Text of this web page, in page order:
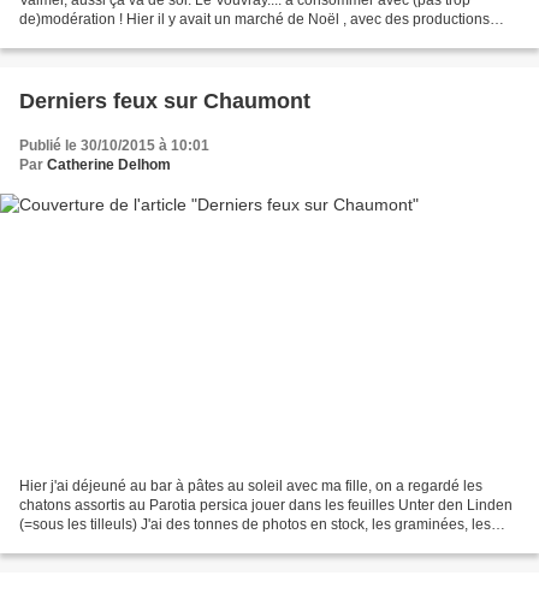
de)modération ! Hier il y avait un marché de Noël , avec des productions
Derniers feux sur Chaumont
Publié le 30/10/2015 à 10:01
Par Catherine Delhom
Hier j'ai déjeuné au bar à pâtes au soleil avec ma fille, on a regardé les
chatons assortis au Parotia persica jouer dans les feuilles Unter den Linden
(=sous les tilleuls) J'ai des tonnes de photos en stock, les graminées, les